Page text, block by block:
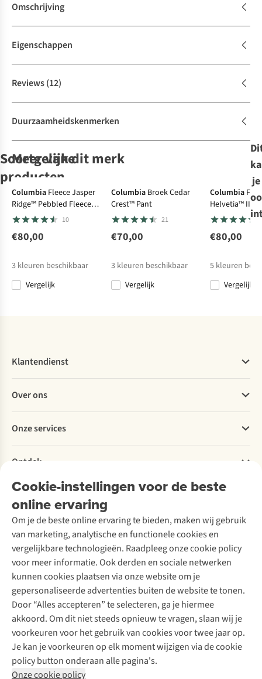
Omschrijving
Eigenschappen
Reviews(12)
Duurzaamheidskenmerken
Soortgelijke
producten
-50%
Ayacucho
Afritsbroek
Forest Softshell
Zip-Off W
€44,98
Meer van dit merk
Columbia Fleece Jasper
Ridge™ Pebbled Fleece
Full Snap
10
€80,00
3 kleuren beschikbaar
Vergelijk
Columbia Broek Cedar
Crest™ Pant
21
€70,00
3 kleuren beschikbaar
Vergelijk
Columbia
Helvetia™ II
Snap
€80,00
5 kleuren
Vergelijk
je
Cookie-instellingen voor de beste
online ervaring
Om je de beste online ervaring te bieden, maken wij gebruik
van marketing, analytische en functionele cookies en
vergelijkbare technologieën. Raadpleeg onze cookie policy
voor meer informatie. Ook derden en sociale netwerken
kunnen cookies plaatsen via onze website om je
gepersonaliseerde advertenties buiten de website te tonen.
Door “Alles accepteren” te selecteren, ga je hiermee
akkoord. Om dit niet steeds opnieuw te vragen, slaan wij je
voorkeuren voor het gebruik van cookies voor twee jaar op.
Je kan je voorkeuren op elk moment wijzigen via de cookie
policy button onderaan alle pagina's.
Onze cookie policy
Klantendienst
Bestellen
Betalen
Levering
Retourneren
Bestelling herroepen
Garantie
Contact
Over ons
Explore More
Verantwoord ondernemen
Over Ayacucho
Onze winkels
Over A.S.Adventure
Toegankelijkheidsverklaring
Onze services
Ski-onderhoud
Wasservice
Schoenonderhoud
Schoenherstelling
Kledingherstelling
Retouches
Voor bedrijven
Ontdek
A.S.Magazine
Podcast
Explore Academy
Explore Camp
Gear Check
Inspiratie & advies
Meld je aan voor de nieuwsbrief
Follow us
Disclaimer Privacy Policy
Algemene voorwaarden
Cookie Policy